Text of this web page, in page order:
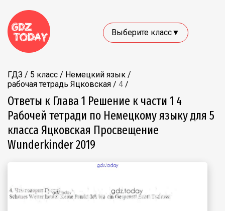
Выберите класс▼
ГДЗ / 5 класс / Немецкий язык /
рабочая тетрадь Яцковская / 4 /
Ответы к Глава 1 Решение к части 1 4
Рабочей тетради по Немецкому языку для 5
класса Яцковская Просвещение
Wunderkinder 2019